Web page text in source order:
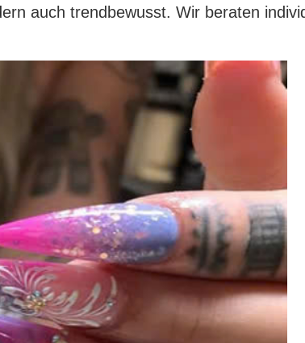
auch trendbewusst. Wir beraten